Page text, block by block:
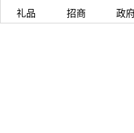
礼品
招商 政